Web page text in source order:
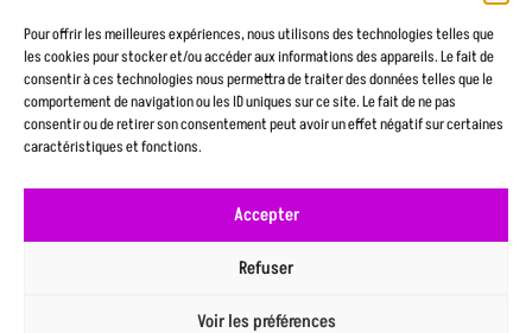
Pour offrir les meilleures expériences, nous utilisons des technologies telles que
les cookies pour stocker et/ou accéder aux informations des appareils. Le fait de
consentir à ces technologies nous permettra de traiter des données telles que le
comportement de navigation ou les ID uniques sur ce site. Le fait de ne pas
consentir ou de retirer son consentement peut avoir un effet négatif sur certaines
caractéristiques et fonctions.
Accepter
Refuser
Voir les préférences
Contactez-nous